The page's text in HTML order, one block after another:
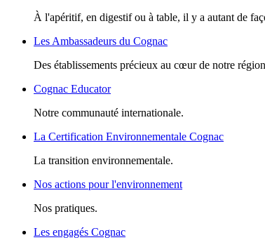
À l'apéritif, en digestif ou à table, il y a autant de
Les Ambassadeurs du Cognac
Des établissements précieux au cœur de notre
Cognac Educator
Notre communauté internationale.
La Certification Environnementale Cognac
La transition environnementale.
Nos actions pour l'environnement
Nos pratiques.
Les engagés Cognac